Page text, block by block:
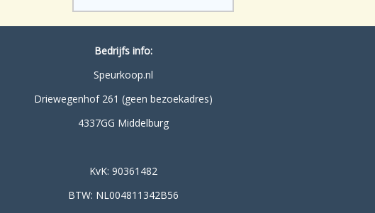
Bedrijfs info:
Speurkoop.nl
Driewegenhof 261 (geen bezoekadres)
4337GG Middelburg
KvK: 90361482
BTW: NL004811342B56